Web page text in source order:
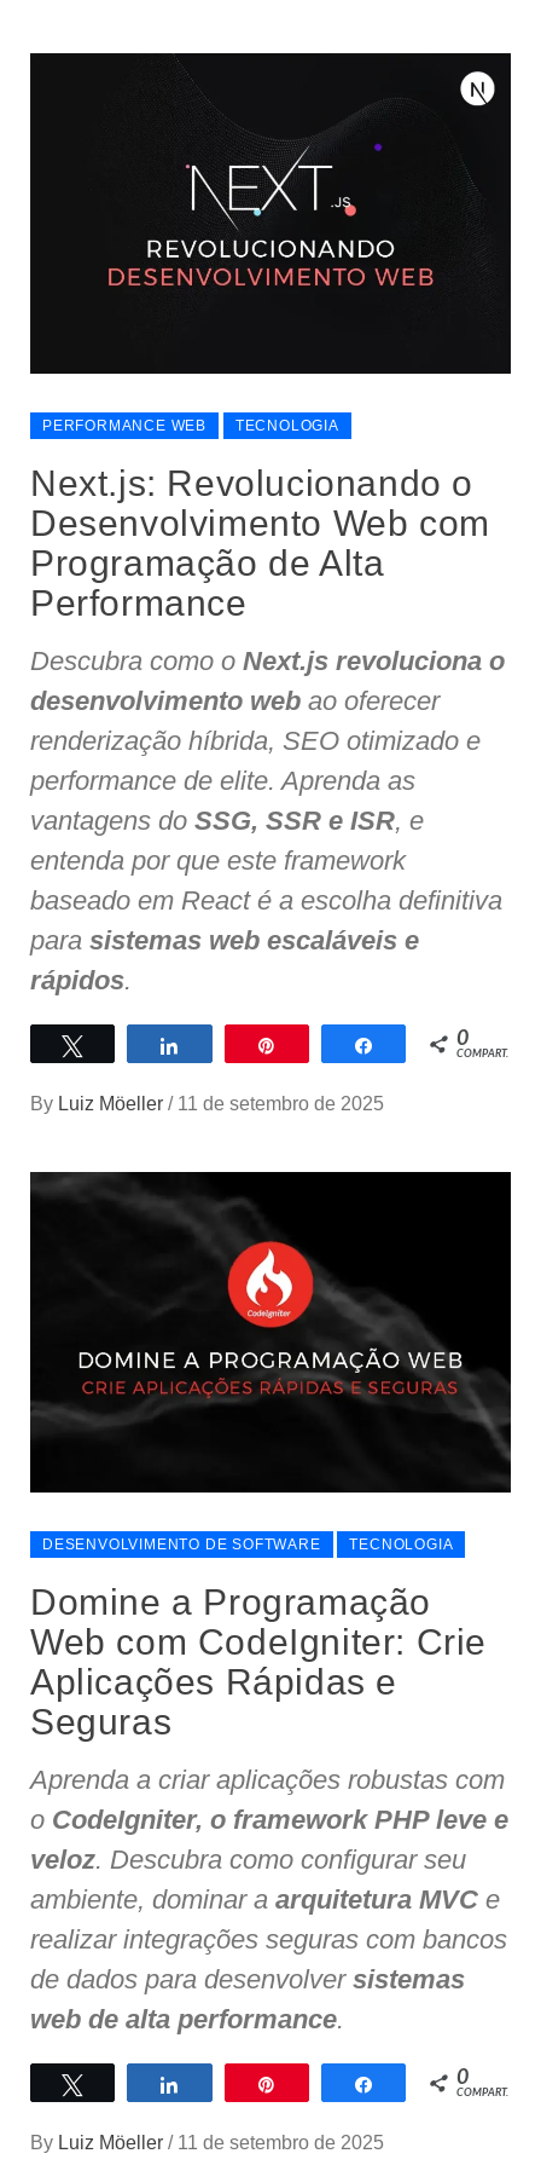
PERFORMANCE WEB TECNOLOGIA
Next.js: Revolucionando o
Desenvolvimento Web com
Programação de Alta
Performance
Descubra como o Next.js revoluciona o
desenvolvimento web ao oferecer
renderização híbrida, SEO otimizado e
performance de elite. Aprenda as
vantagens do SSG, SSR e ISR, e
entenda por que este framework
baseado em React é a escolha definitiva
para sistemas web escaláveis e
rápidos.
Compartilhar Compartilhar
0
COMPART.
By Luiz Möeller / 11 de setembro de 2025
DESENVOLVIMENTO DE SOFTWARE TECNOLOGIA
Domine a Programação
Web com CodeIgniter: Crie
Aplicações Rápidas e
Seguras
Aprenda a criar aplicações robustas com
o CodeIgniter, o framework PHP leve e
veloz. Descubra como configurar seu
ambiente, dominar a arquitetura MVC e
realizar integrações seguras com bancos
de dados para desenvolver sistemas
web de alta performance.
Compartilhar Compartilhar
0
COMPART.
By Luiz Möeller / 11 de setembro de 2025